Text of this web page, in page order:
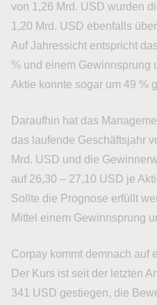
von 1,26 Mrd. USD wurden
1,20 Mrd. USD ebenfalls
Auf Jahressicht entspricht
% und einem Gewinnsprung
Aktie konnte sogar um 49 %
Daraufhin hat das
das laufende Geschäftsjahr
Mrd. USD und die
auf 26,30 – 27,10 USD je
Sollte die Prognose erfüllt
Mittel einem Gewinnsprung
Corpay kommt demnach auf
Der Kurs ist seit der letzten
341 USD gestiegen, die